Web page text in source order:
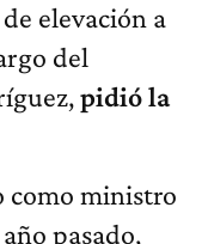
elevación a
del
pidió la
como ministro
pasado,